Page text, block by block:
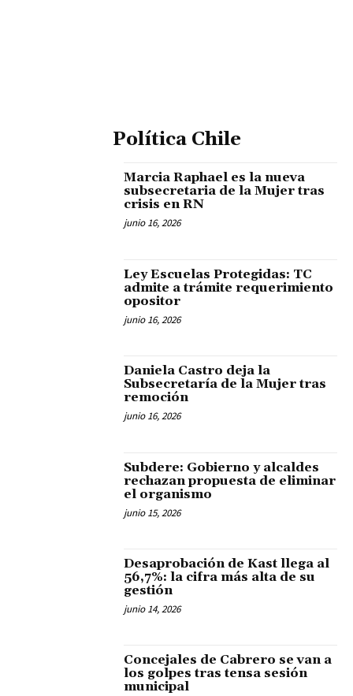
Política Chile
Marcia Raphael es la nueva
subsecretaria de la Mujer tras
crisis en RN
junio 16, 2026
Ley Escuelas Protegidas: TC
admite a trámite requerimiento
opositor
junio 16, 2026
Daniela Castro deja la
Subsecretaría de la Mujer tras
remoción
junio 16, 2026
Subdere: Gobierno y alcaldes
rechazan propuesta de eliminar
el organismo
junio 15, 2026
Desaprobación de Kast llega al
56,7%: la cifra más alta de su
gestión
junio 14, 2026
Concejales de Cabrero se van a
los golpes tras tensa sesión
municipal